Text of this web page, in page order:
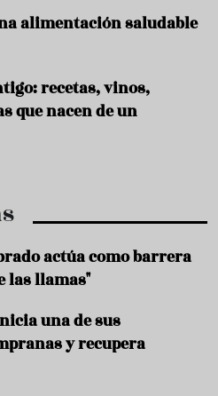
alimentación saludable
recetas, vinos,
que nacen de un
actúa como barrera
las llamas"
una de sus
y recupera